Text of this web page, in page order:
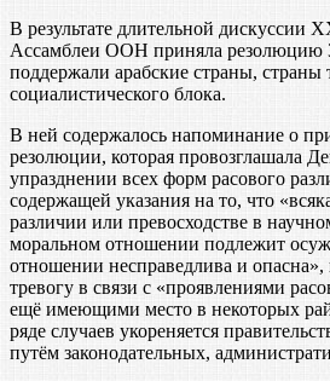
В результате длительной дискуссии
Ассамблеи ООН приняла резолюцию
поддержали арабские страны, страны
социалистического блока.
В ней содержалось напоминание о
резолюции, которая провозглашала
упразднении всех форм расового
содержащей указания на то, что
различии или превосходстве в
моральном отношении подлежит
отношении несправедлива и
тревогу в связи с «проявлениями
ещё имеющими место в некоторых
ряде случаев укореняется
путём законодательных,